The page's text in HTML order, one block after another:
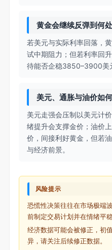
黄金会继续反弹到何
若美元与实际利率回落，
试中期阻力；但若利率回
待能否企稳3850–3900美
美元、通胀与油价如
美元走强会压制以美元计
绪提升会支撑金价；油价
价，间接利好黄金，但若
与经济前景。
风险提示
恐慌性决策往往在市场极端
前制定交易计划并在情绪平
经济数据可能会被修正，初
异，请关注后续修正数据。